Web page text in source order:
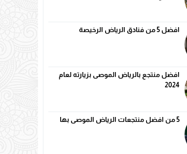
افضل 5 من فنادق الرياض الرخيصة
افضل منتجع بالرياض الموصى بزيارته لعام
2024
5 من افضل منتجعات الرياض الموصى بها